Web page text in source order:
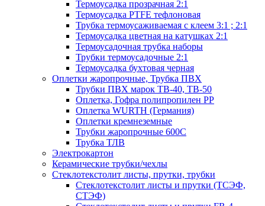
Термоусадка прозрачная 2:1
Термоусадка PTFE тефлоновая
Трубка термоусаживаемая с клеем 3:1 ; 2:1
Термоусадка цветная на катушках 2:1
Термоусадочная трубка наборы
Трубки термоусадочные 2:1
Термоусадка бухтовая черная
Оплетки жаропрочные, Трубка ПВХ
Трубки ПВХ марок ТВ-40, ТВ-50
Оплетка, Гофра полипропилен PP
Оплетка WURTH (Германия)
Оплетки кремнеземные
Трубки жаропрочные 600С
Трубка ТЛВ
Электрокартон
Керамические трубки/чехлы
Cтеклотекстолит листы, прутки, трубки
Стеклотекстолит листы и прутки (ТСЭФ,
СТЭФ)